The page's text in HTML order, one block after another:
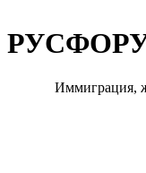
Иммиграция,